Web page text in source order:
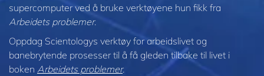
supercomputer ved å bruke verktøyene hun fikk fra
Arbeidets problemer.
Oppdag Scientologys verktøy for arbeidslivet og
banebrytende prosesser til å få gleden tilbake til livet i
boken Arbeidets problemer.